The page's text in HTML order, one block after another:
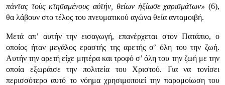
πάντας τοὺς κτησαμένους αὐτήν, θείων ἠξίωσε χαρισμάτων» (6),
θα λάβουν στο τέλος του πνευματικού αγώνα θεία ανταμοιβή.
Μετά απ’ αυτήν την εισαγωγή, επανέρχεται στον Πατάπιο, ο
οποίος ήταν μεγάλος εραστής της αρετής σ’ όλη του την ζωή.
Αυτήν την αρετή είχε μητέρα και τροφό σ’ όλη του την ζωή με την
οποία εξωράισε την πολιτεία του Χριστού. Για να τονίσει
περισσότερο αυτό το νόημα χρησιμοποιεί την παρομοίωση του